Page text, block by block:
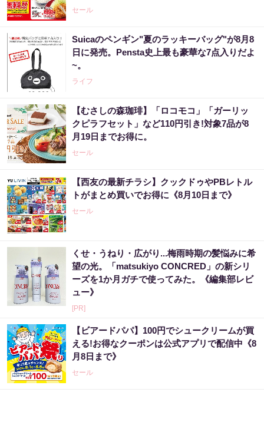
セール
Suicaのペンギン"夏のラッキーバッグ"が8月8
日に発売。Pensta史上最も豪華な7点入りだよ
~。
ライフ
【むさしの森珈琲】「ロコモコ」「ガーリッ
クピラフセット」など110円引き!対象7品が8
月19日までお得に。
セール
【西友の最新チラシ】クックドゥやPBレトル
トがまとめ買いでお得に《8月10日まで》
セール
くせ・うねり・広がり...梅雨時期の髪悩みに希
望の光。「matsukiyo CONCRED」の新シリ
ーズを1か月ガチで使ってみた。《編集部レビ
ュー》
[PR]
【ビアードパパ】100円でシュークリームが買
える!お得なクーポンは公式アプリで配信中《8
月8日まで》
セール